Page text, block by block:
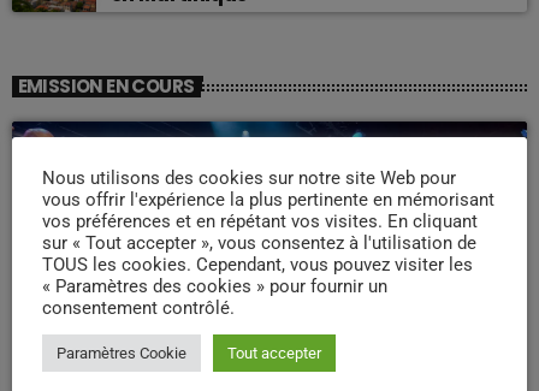
EMISSION EN COURS
WEEK -END COMPAS
Week end Compas Familly
Nous utilisons des cookies sur notre site Web pour
vous offrir l'expérience la plus pertinente en mémorisant
vos préférences et en répétant vos visites. En cliquant
sur « Tout accepter », vous consentez à l'utilisation de
TOUS les cookies. Cependant, vous pouvez visiter les
« Paramètres des cookies » pour fournir un
consentement contrôlé.
Paramètres Cookie Tout accepter